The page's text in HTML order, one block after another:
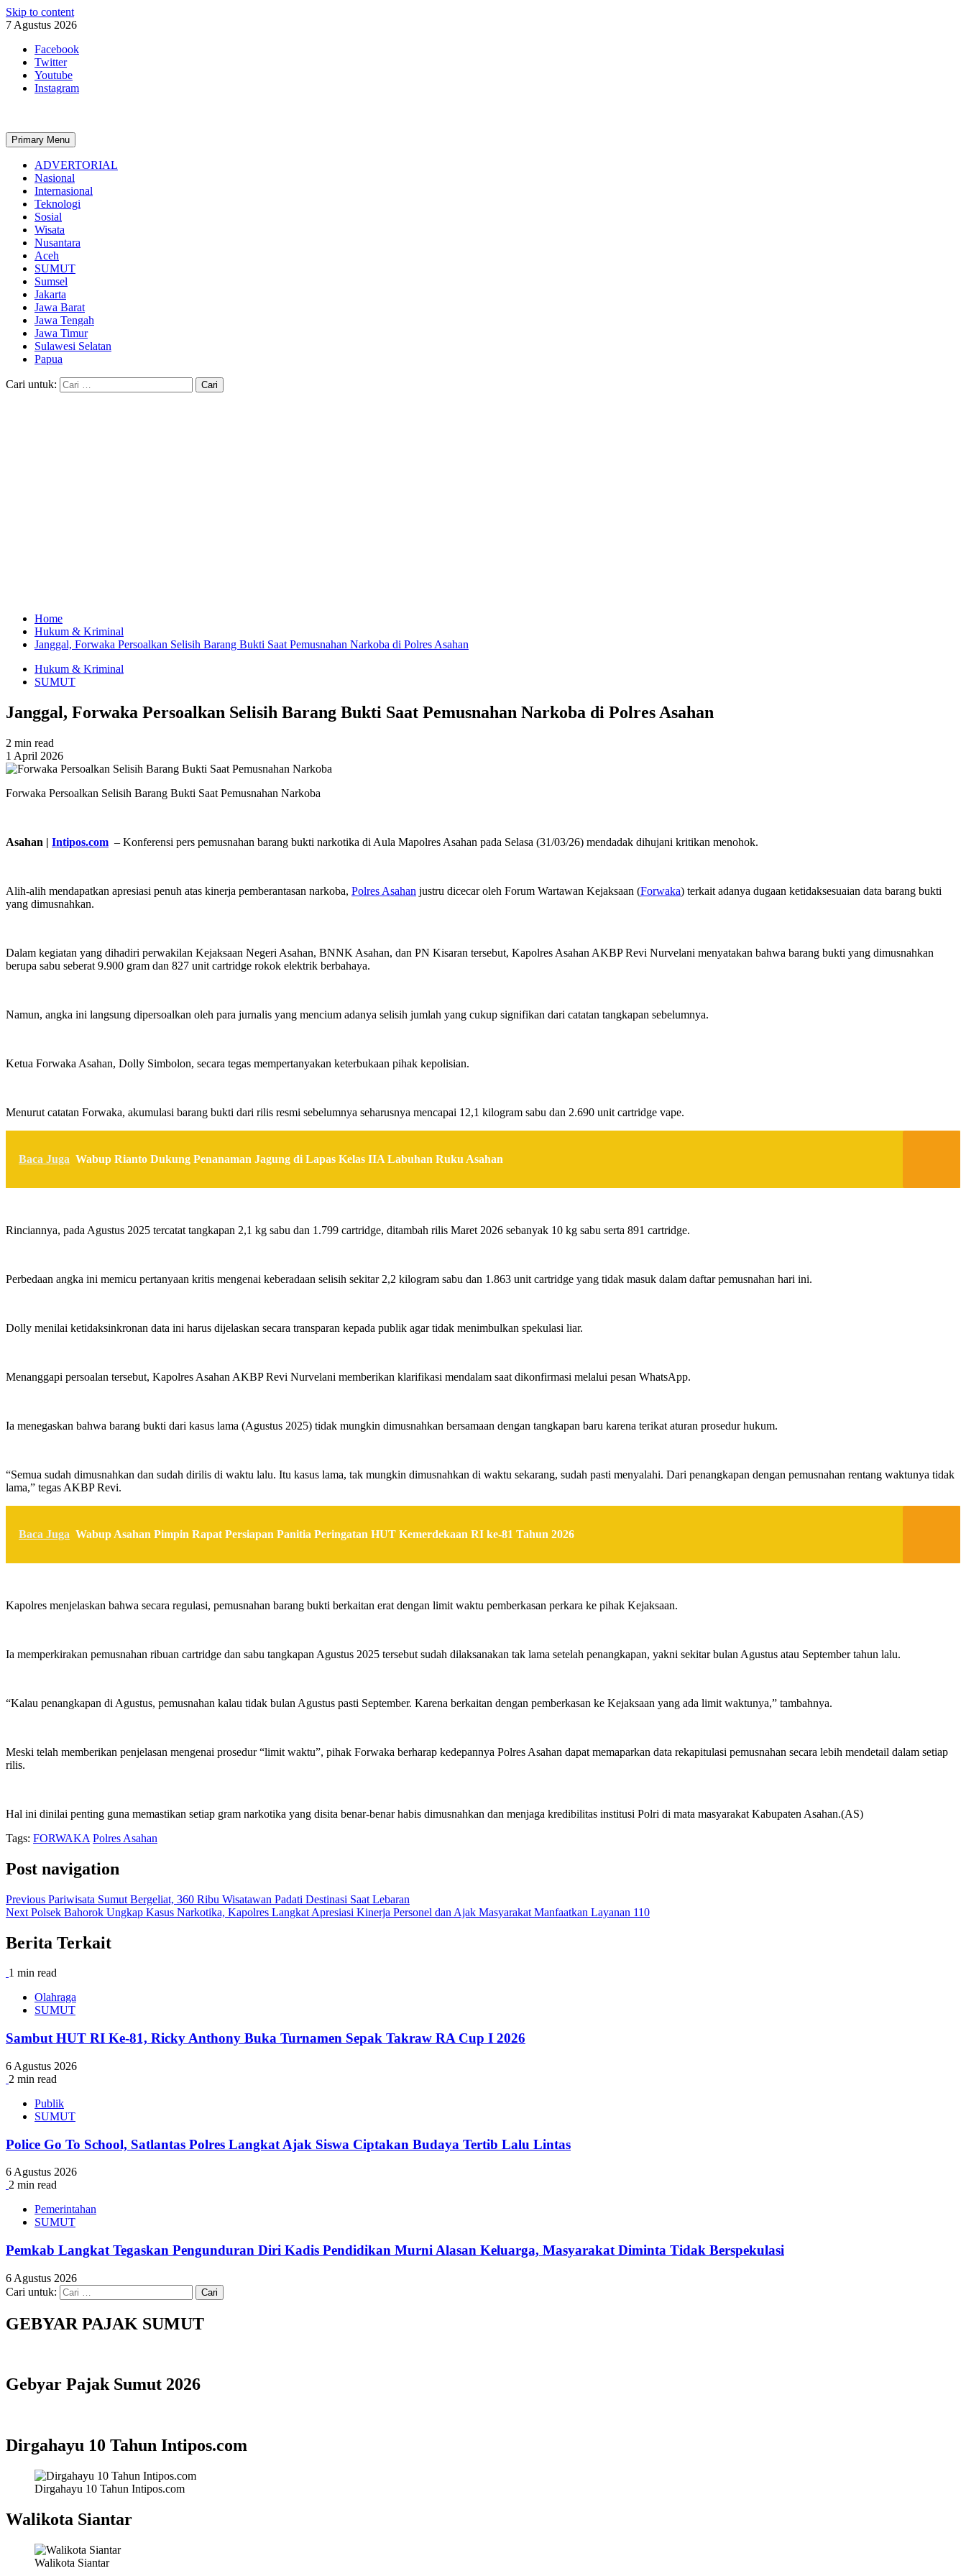
Skip to content
7 Agustus 2026
Facebook
Twitter
Youtube
Instagram
Primary Menu
ADVERTORIAL
Nasional
Internasional
Teknologi
Sosial
Wisata
Nusantara
Aceh
SUMUT
Sumsel
Jakarta
Jawa Barat
Jawa Tengah
Jawa Timur
Sulawesi Selatan
Papua
Cari untuk:
Home
Hukum & Kriminal
Janggal, Forwaka Persoalkan Selisih Barang Bukti Saat Pemusnahan Narkoba di Polres Asahan
Hukum & Kriminal
SUMUT
Janggal, Forwaka Persoalkan Selisih Barang Bukti Saat Pemusnahan Narkoba di Polres Asahan
2 min read
1 April 2026
Forwaka Persoalkan Selisih Barang Bukti Saat Pemusnahan Narkoba
Asahan | Intipos.com – Konferensi pers pemusnahan barang bukti narkotika di Aula Mapolres Asahan pada Selasa (31/03/26) mendadak dihujani kritikan menohok.
Alih-alih mendapatkan apresiasi penuh atas kinerja pemberantasan narkoba, Polres Asahan justru dicecar oleh Forum Wartawan Kejaksaan (Forwaka) terkait adanya dugaan ketidaksesuaian data barang bukti
yang dimusnahkan.
Dalam kegiatan yang dihadiri perwakilan Kejaksaan Negeri Asahan, BNNK Asahan, dan PN Kisaran tersebut, Kapolres Asahan AKBP Revi Nurvelani menyatakan bahwa barang bukti yang dimusnahkan
berupa sabu seberat 9.900 gram dan 827 unit cartridge rokok elektrik berbahaya.
Namun, angka ini langsung dipersoalkan oleh para jurnalis yang mencium adanya selisih jumlah yang cukup signifikan dari catatan tangkapan sebelumnya.
Ketua Forwaka Asahan, Dolly Simbolon, secara tegas mempertanyakan keterbukaan pihak kepolisian.
Menurut catatan Forwaka, akumulasi barang bukti dari rilis resmi sebelumnya seharusnya mencapai 12,1 kilogram sabu dan 2.690 unit cartridge vape.
Baca Juga Wabup Rianto Dukung Penanaman Jagung di Lapas Kelas IIA Labuhan Ruku Asahan
Rinciannya, pada Agustus 2025 tercatat tangkapan 2,1 kg sabu dan 1.799 cartridge, ditambah rilis Maret 2026 sebanyak 10 kg sabu serta 891 cartridge.
Perbedaan angka ini memicu pertanyaan kritis mengenai keberadaan selisih sekitar 2,2 kilogram sabu dan 1.863 unit cartridge yang tidak masuk dalam daftar pemusnahan hari ini.
Dolly menilai ketidaksinkronan data ini harus dijelaskan secara transparan kepada publik agar tidak menimbulkan spekulasi liar.
Menanggapi persoalan tersebut, Kapolres Asahan AKBP Revi Nurvelani memberikan klarifikasi mendalam saat dikonfirmasi melalui pesan WhatsApp.
Ia menegaskan bahwa barang bukti dari kasus lama (Agustus 2025) tidak mungkin dimusnahkan bersamaan dengan tangkapan baru karena terikat aturan prosedur hukum.
“Semua sudah dimusnahkan dan sudah dirilis di waktu lalu. Itu kasus lama, tak mungkin dimusnahkan di waktu sekarang, sudah pasti menyalahi. Dari penangkapan dengan pemusnahan rentang waktunya tidak
lama,” tegas AKBP Revi.
Baca Juga Wabup Asahan Pimpin Rapat Persiapan Panitia Peringatan HUT Kemerdekaan RI ke-81 Tahun 2026
Kapolres menjelaskan bahwa secara regulasi, pemusnahan barang bukti berkaitan erat dengan limit waktu pemberkasan perkara ke pihak Kejaksaan.
Ia memperkirakan pemusnahan ribuan cartridge dan sabu tangkapan Agustus 2025 tersebut sudah dilaksanakan tak lama setelah penangkapan, yakni sekitar bulan Agustus atau September tahun lalu.
“Kalau penangkapan di Agustus, pemusnahan kalau tidak bulan Agustus pasti September. Karena berkaitan dengan pemberkasan ke Kejaksaan yang ada limit waktunya,” tambahnya.
Meski telah memberikan penjelasan mengenai prosedur “limit waktu”, pihak Forwaka berharap kedepannya Polres Asahan dapat memaparkan data rekapitulasi pemusnahan secara lebih mendetail dalam setiap
rilis.
Hal ini dinilai penting guna memastikan setiap gram narkotika yang disita benar-benar habis dimusnahkan dan menjaga kredibilitas institusi Polri di mata masyarakat Kabupaten Asahan.(AS)
Tags: FORWAKA Polres Asahan
Post navigation
Previous Pariwisata Sumut Bergeliat, 360 Ribu Wisatawan Padati Destinasi Saat Lebaran
Next Polsek Bahorok Ungkap Kasus Narkotika, Kapolres Langkat Apresiasi Kinerja Personel dan Ajak Masyarakat Manfaatkan Layanan 110
Berita Terkait
1 min read
Olahraga
SUMUT
Sambut HUT RI Ke-81, Ricky Anthony Buka Turnamen Sepak Takraw RA Cup I 2026
6 Agustus 2026
2 min read
Publik
SUMUT
Police Go To School, Satlantas Polres Langkat Ajak Siswa Ciptakan Budaya Tertib Lalu Lintas
6 Agustus 2026
2 min read
Pemerintahan
SUMUT
Pemkab Langkat Tegaskan Pengunduran Diri Kadis Pendidikan Murni Alasan Keluarga, Masyarakat Diminta Tidak Berspekulasi
6 Agustus 2026
Cari untuk:
GEBYAR PAJAK SUMUT
Gebyar Pajak Sumut 2026
Dirgahayu 10 Tahun Intipos.com
Dirgahayu 10 Tahun Intipos.com
Walikota Siantar
Walikota Siantar